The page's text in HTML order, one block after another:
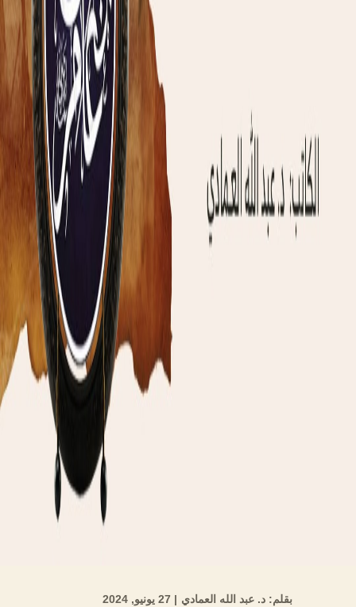
بقلم: د. عبد الله العمادي | 27 يونيو, 2024